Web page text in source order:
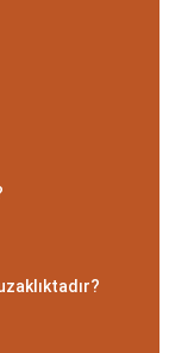
karaktere
ve
Akrep burcu
kurabilirler.
Zeki